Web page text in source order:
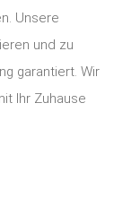
Unsere
und zu
garantiert. Wir
Ihr Zuhause